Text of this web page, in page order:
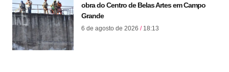
obra do Centro de Belas Artes em Campo
Grande
6 de agosto de 2026 18:13